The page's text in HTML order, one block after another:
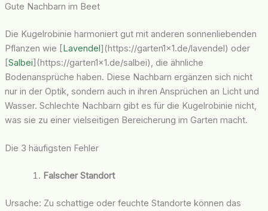
Gute Nachbarn im Beet
Die Kugelrobinie harmoniert gut mit anderen sonnenliebenden
Pflanzen wie [Lavendel](https://garten1x1.de/lavendel) oder
[Salbei](https://garten1x1.de/salbei), die ähnliche
Bodenansprüche haben. Diese Nachbarn ergänzen sich nicht
nur in der Optik, sondern auch in ihren Ansprüchen an Licht und
Wasser. Schlechte Nachbarn gibt es für die Kugelrobinie nicht,
was sie zu einer vielseitigen Bereicherung im Garten macht.
Die 3 häufigsten Fehler
Falscher Standort
Ursache: Zu schattige oder feuchte Standorte können das